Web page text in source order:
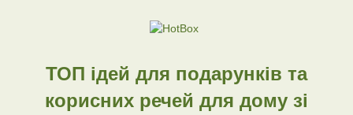
ТОП ідей для подарунків та
корисних речей для дому зі